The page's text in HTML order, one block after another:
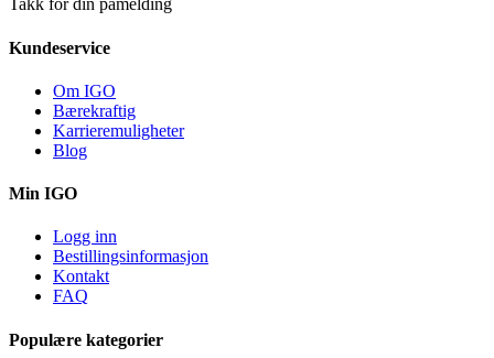
Takk for din påmelding
Kundeservice
Om IGO
Bærekraftig
Karrieremuligheter
Blog
Min IGO
Logg inn
Bestillingsinformasjon
Kontakt
FAQ
Populære kategorier